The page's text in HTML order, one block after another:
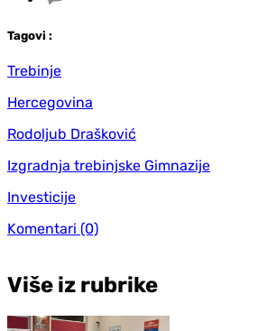
Tagovi :
Trebinje
Hercegovina
Rodoljub Drašković
Izgradnja trebinjske Gimnazije
Investicije
Komentari (0)
Više iz rubrike